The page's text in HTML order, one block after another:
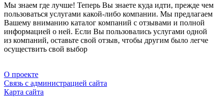
Мы знаем где лучше! Теперь Вы знаете куда идти, прежде чем
пользоваться услугами какой-либо компании. Мы предлагаем
Вашему вниманию каталог компаний с отзывами и полной
информацией о ней. Если Вы пользовались услугами одной
из компаний, оставьте свой отзыв, чтобы другим было легче
осуществить свой выбор
О проекте
Связь с администрацией сайта
Карта сайта